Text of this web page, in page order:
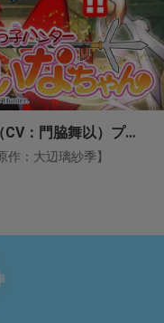
【鬼っ子ハンターついなちゃん】（CV：門脇舞以）プロジェクト！
：大辺璃紗季】